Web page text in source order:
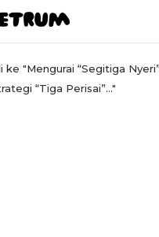
ke "Mengurai “Segitiga
“Tiga Perisai”…"